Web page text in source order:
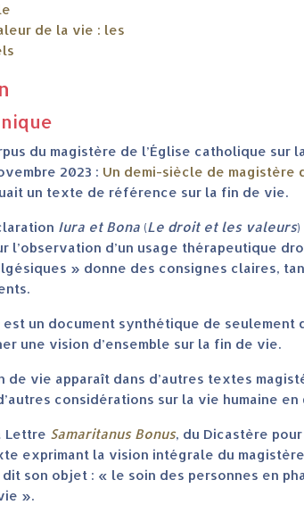
de la vie : les
du magistère de l’Église catholique sur
2023 : Un demi-siècle de magistère
un texte de référence sur la fin de vie.
Iura et Bona (Le droit et les valeurs
l’observation d’un usage thérapeutique
» donne des consignes claires,
est un document synthétique de seulement
une vision d’ensemble sur la fin de vie.
de vie apparaît dans d’autres textes
considérations sur la vie humaine en
Lettre Samaritanus Bonus, du Dicastère
exprimant la vision intégrale du
son objet : « le soin des personnes en
».